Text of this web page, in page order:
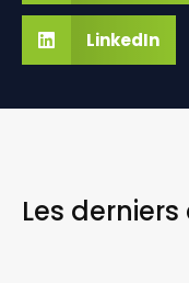
LinkedIn
Les derniers